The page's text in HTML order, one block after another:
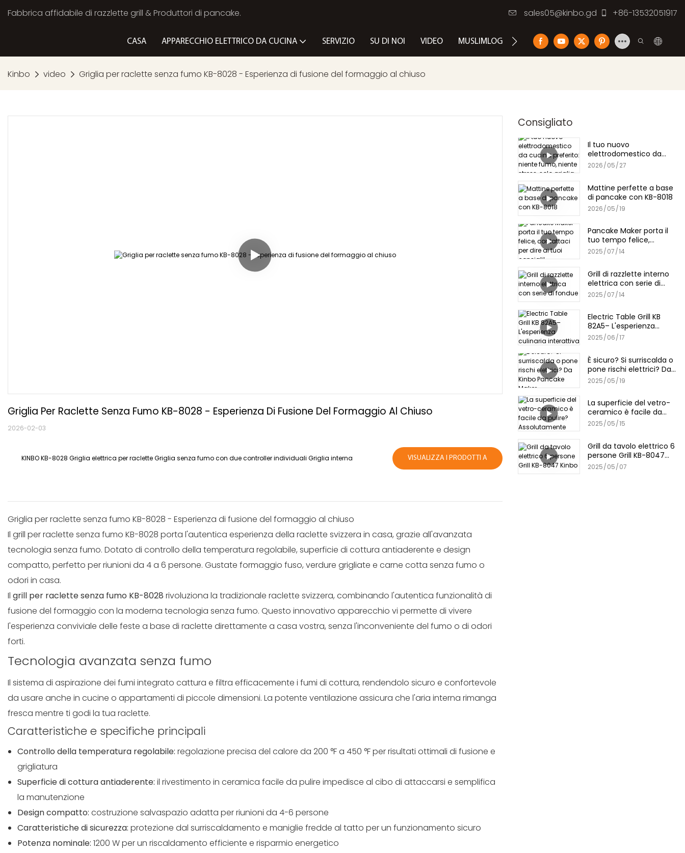
Fabbrica affidabile di razzlette grill & Produttori di pancake. sales05@kinbo.gd +86-13532051917
CASA APPARECCHIO ELETTRICO DA CUCINA SERVIZIO SU DI NOI VIDEO MUSLIMLOG CONTATTACI
Kinbo video Griglia per raclette senza fumo KB-8028 - Esperienza di fusione del formaggio al chiuso
Griglia Per Raclette Senza Fumo KB-8028 - Esperienza Di Fusione Del Formaggio Al Chiuso
2026-02-03
KINBO KB-8028 Griglia elettrica per raclette Griglia senza fumo con due controller individuali Griglia interna VISUALIZZA I PRODOTTI A
Griglia per raclette senza fumo KB-8028 - Esperienza di fusione del formaggio al chiuso
Il grill per raclette senza fumo KB-8028 porta l'autentica esperienza della raclette svizzera in casa, grazie all'avanzata
tecnologia senza fumo. Dotato di controllo della temperatura regolabile, superficie di cottura antiaderente e design
compatto, perfetto per riunioni da 4 a 6 persone. Gustate formaggio fuso, verdure grigliate e carne cotta senza fumo o
odori in casa.
Il grill per raclette senza fumo KB-8028 rivoluziona la tradizionale raclette svizzera, combinando l'autentica funzionalità di
fusione del formaggio con la moderna tecnologia senza fumo. Questo innovativo apparecchio vi permette di vivere
l'esperienza conviviale delle feste a base di raclette direttamente a casa vostra, senza l'inconveniente del fumo o di odori
forti.
Tecnologia avanzata senza fumo
Il sistema di aspirazione dei fumi integrato cattura e filtra efficacemente i fumi di cottura, rendendolo sicuro e confortevole
da usare anche in cucine o appartamenti di piccole dimensioni. La potente ventilazione assicura che l'aria interna rimanga
fresca mentre ti godi la tua raclette.
Caratteristiche e specifiche principali
Controllo della temperatura regolabile: regolazione precisa del calore da 200 °F a 450 °F per risultati ottimali di fusione e
grigliatura
Superficie di cottura antiaderente: il rivestimento in ceramica facile da pulire impedisce al cibo di attaccarsi e semplifica
la manutenzione
Design compatto: costruzione salvaspazio adatta per riunioni da 4-6 persone
Caratteristiche di sicurezza: protezione dal surriscaldamento e maniglie fredde al tatto per un funzionamento sicuro
Potenza nominale: 1200 W per un riscaldamento efficiente e risparmio energetico
Consigliato
Il tuo nuovo
elettrodomestico da
cucina preferito: niente
2026 05 27
Mattine perfette a base
di pancake con KB-8018
2026 05 19
Pancake Maker porta il
tuo tempo felice,
contattaci per dire ai
2025 07 14
Grill di razzlette interno
elettrica con serie di
fondue
2025 07 14
Electric Table Grill KB
82A5– L'esperienza
culinaria interattiva
2025 06 17
È sicuro? Si surriscalda o
pone rischi elettrici? Da
Kinbo Pancake Maker
2025 05 19
La superficie del vetro-
ceramico è facile da
pulire? Assolutamente
2025 05 15
Grill da tavolo elettrico 6
persone Grill KB-8047
Kinbo
2025 05 07